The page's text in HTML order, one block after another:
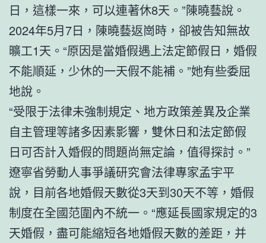
日，這樣一來，可以連著休8天。”陳曉藝說。
2024年5月7日，陳曉藝返崗時，卻被告知無故
曠工1天。“原因是當婚假遇上法定節假日，婚假
不能順延，少休的一天假不能補。”她有些委屈
地說。
“受限于法律未強制規定、地方政策差異及企業
自主管理等諸多因素影響，雙休日和法定節假
日可否計入婚假的問題尚無定論，值得探討。”
遼寧省勞動人事爭議研究會法律專家孟宇平
說，目前各地婚假天數從3天到30天不等，婚假
制度在全國范圍內不統一。“應延長國家規定的3
天婚假，盡可能縮短各地婚假天數的差距，并